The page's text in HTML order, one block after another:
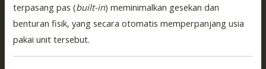
terpasang pas (built-in) meminimalkan gesekan dan
benturan fisik, yang secara otomatis memperpanjang usia
pakai unit tersebut.